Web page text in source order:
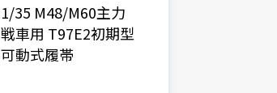
1/35 M48/M60主力
戦車用 T97E2初期型
可動式履帯